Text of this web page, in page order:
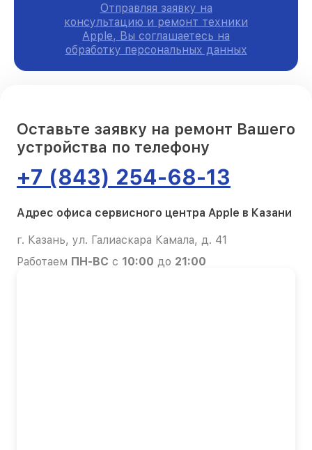
Отправляя заявку на
консультацию и ремонт техники
Apple, Вы соглашаетесь на
обработку персональных данных
Оставьте заявку на ремонт Вашего
устройства по телефону
+7 (843) 254-68-13
Адрес офиса сервисного центра Apple в Казани
г. Казань, ул. Галиаскара Камала, д. 41
Работаем ПН-ВС с 10:00 до 21:00